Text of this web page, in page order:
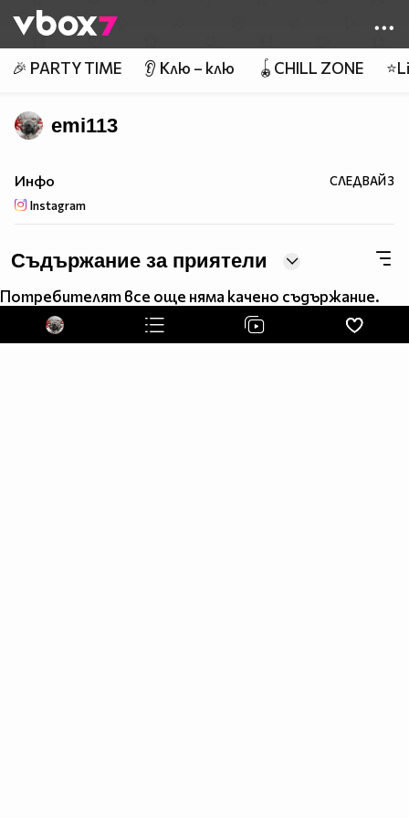
👾
🎉 PARTY TIME 👂 Клю – клю 🪀CHILL ZONE
emi113
Инфо СЛЕДВАЙ3
Instagram
Съдържание за приятели
Потребителят все още няма качено съдържание.